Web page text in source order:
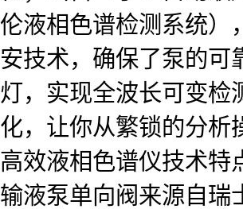
伦液相色谱检测系统）
安技术，确保了泵的可
灯，实现全波长可变检
化，让你从繁锁的分析
高效液相色谱仪技术特
输液泵单向阀来源自瑞